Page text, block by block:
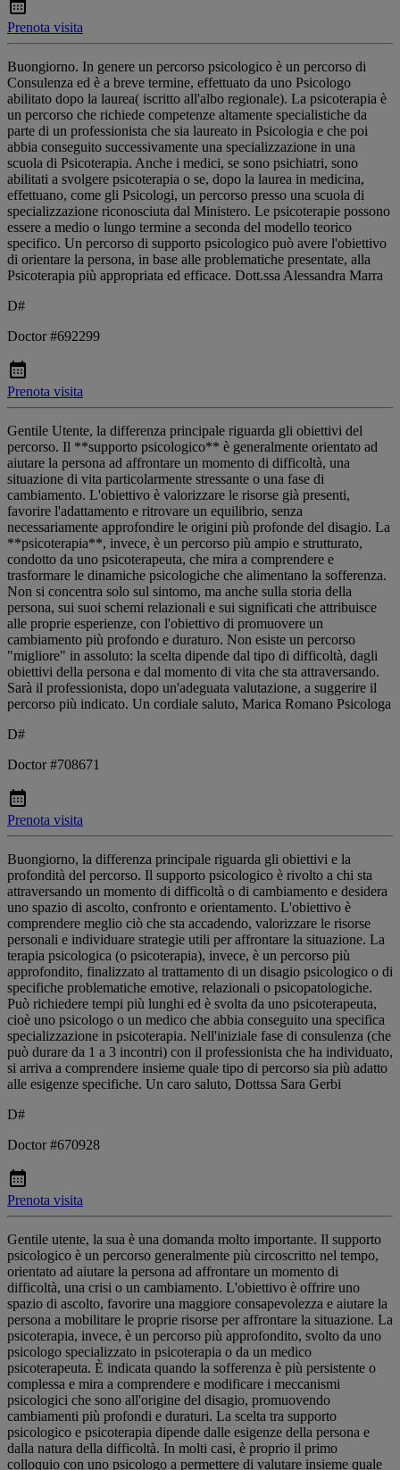
Prenota visita
Buongiorno. In genere un percorso psicologico è un percorso di
Consulenza ed è a breve termine, effettuato da uno Psicologo
abilitato dopo la laurea( iscritto all'albo regionale). La psicoterapia è
un percorso che richiede competenze altamente specialistiche da
parte di un professionista che sia laureato in Psicologia e che poi
abbia conseguito successivamente una specializzazione in una
scuola di Psicoterapia. Anche i medici, se sono psichiatri, sono
abilitati a svolgere psicoterapia o se, dopo la laurea in medicina,
effettuano, come gli Psicologi, un percorso presso una scuola di
specializzazione riconosciuta dal Ministero. Le psicoterapie possono
essere a medio o lungo termine a seconda del modello teorico
specifico. Un percorso di supporto psicologico può avere l'obiettivo
di orientare la persona, in base alle problematiche presentate, alla
Psicoterapia più appropriata ed efficace. Dott.ssa Alessandra Marra
D#
Doctor #692299
Prenota visita
Gentile Utente, la differenza principale riguarda gli obiettivi del
percorso. Il **supporto psicologico** è generalmente orientato ad
aiutare la persona ad affrontare un momento di difficoltà, una
situazione di vita particolarmente stressante o una fase di
cambiamento. L'obiettivo è valorizzare le risorse già presenti,
favorire l'adattamento e ritrovare un equilibrio, senza
necessariamente approfondire le origini più profonde del disagio. La
**psicoterapia**, invece, è un percorso più ampio e strutturato,
condotto da uno psicoterapeuta, che mira a comprendere e
trasformare le dinamiche psicologiche che alimentano la sofferenza.
Non si concentra solo sul sintomo, ma anche sulla storia della
persona, sui suoi schemi relazionali e sui significati che attribuisce
alle proprie esperienze, con l'obiettivo di promuovere un
cambiamento più profondo e duraturo. Non esiste un percorso
"migliore" in assoluto: la scelta dipende dal tipo di difficoltà, dagli
obiettivi della persona e dal momento di vita che sta attraversando.
Sarà il professionista, dopo un'adeguata valutazione, a suggerire il
percorso più indicato. Un cordiale saluto, Marica Romano Psicologa
D#
Doctor #708671
Prenota visita
Buongiorno, la differenza principale riguarda gli obiettivi e la
profondità del percorso. Il supporto psicologico è rivolto a chi sta
attraversando un momento di difficoltà o di cambiamento e desidera
uno spazio di ascolto, confronto e orientamento. L'obiettivo è
comprendere meglio ciò che sta accadendo, valorizzare le risorse
personali e individuare strategie utili per affrontare la situazione. La
terapia psicologica (o psicoterapia), invece, è un percorso più
approfondito, finalizzato al trattamento di un disagio psicologico o di
specifiche problematiche emotive, relazionali o psicopatologiche.
Può richiedere tempi più lunghi ed è svolta da uno psicoterapeuta,
cioè uno psicologo o un medico che abbia conseguito una specifica
specializzazione in psicoterapia. Nell'iniziale fase di consulenza (che
può durare da 1 a 3 incontri) con il professionista che ha individuato,
si arriva a comprendere insieme quale tipo di percorso sia più adatto
alle esigenze specifiche. Un caro saluto, Dottssa Sara Gerbi
D#
Doctor #670928
Prenota visita
Gentile utente, la sua è una domanda molto importante. Il supporto
psicologico è un percorso generalmente più circoscritto nel tempo,
orientato ad aiutare la persona ad affrontare un momento di
difficoltà, una crisi o un cambiamento. L'obiettivo è offrire uno
spazio di ascolto, favorire una maggiore consapevolezza e aiutare la
persona a mobilitare le proprie risorse per affrontare la situazione. La
psicoterapia, invece, è un percorso più approfondito, svolto da uno
psicologo specializzato in psicoterapia o da un medico
psicoterapeuta. È indicata quando la sofferenza è più persistente o
complessa e mira a comprendere e modificare i meccanismi
psicologici che sono all'origine del disagio, promuovendo
cambiamenti più profondi e duraturi. La scelta tra supporto
psicologico e psicoterapia dipende dalle esigenze della persona e
dalla natura della difficoltà. In molti casi, è proprio il primo
colloquio con uno psicologo a permettere di valutare insieme quale